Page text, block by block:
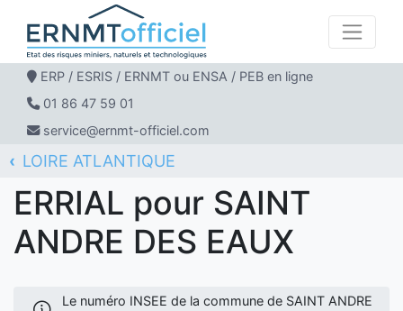
ERP / ESRIS / ERNMT ou ENSA / PEB en ligne
01 86 47 59 01
service@ernmt-officiel.com
ERNMT Officiel
ERRIAL
LOIRE ATLANTIQUE
SAINT ANDRE DES EAUX
ERRIAL pour SAINT
ANDRE DES EAUX
Le numéro INSEE de la commune de SAINT ANDRE